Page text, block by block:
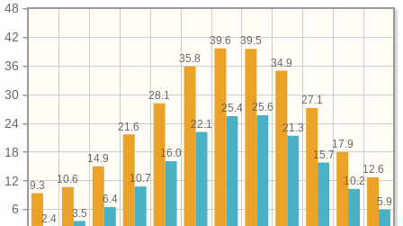
6
12
18
24
30
36
42
48
12.6
17.9
27.1
34.9
39.5
39.6
35.8
28.1
21.6
14.9
10.6
9.3
5.9
10.2
15.7
21.3
25.6
25.4
22.1
16.0
10.7
6.4
3.5
2.4